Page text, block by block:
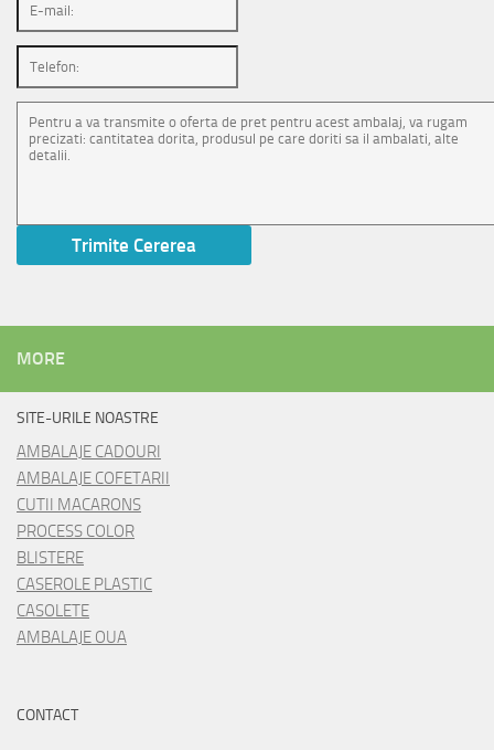
MORE
SITE-URILE NOASTRE
AMBALAJE CADOURI
AMBALAJE COFETARII
CUTII MACARONS
PROCESS COLOR
BLISTERE
CASEROLE PLASTIC
CASOLETE
AMBALAJE OUA
CONTACT